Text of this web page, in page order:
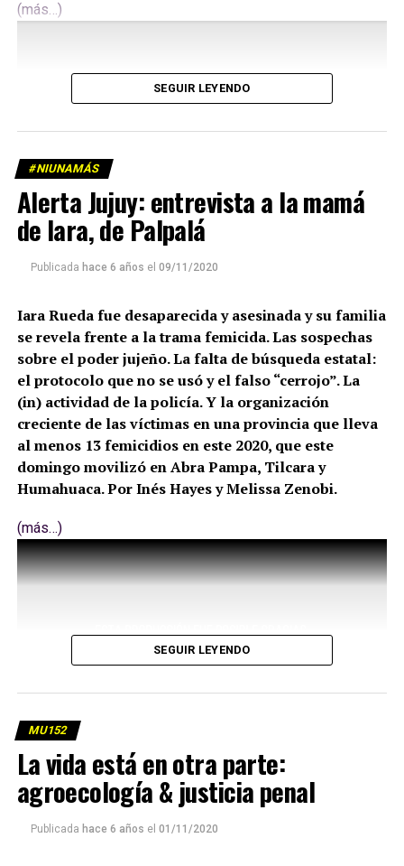
(más…)
SEGUIR LEYENDO
#NIUNAMÁS
Alerta Jujuy: entrevista a la mamá
de Iara, de Palpalá
Publicada hace 6 años el 09/11/2020
Iara Rueda fue desaparecida y asesinada y su familia
se revela frente a la trama femicida. Las sospechas
sobre el poder jujeño. La falta de búsqueda estatal:
el protocolo que no se usó y el falso “cerrojo”. La
(in) actividad de la policía. Y la organización
creciente de las víctimas en una provincia que lleva
al menos 13 femicidios en este 2020, que este
domingo movilizó en Abra Pampa, Tilcara y
Humahuaca. Por Inés Hayes y Melissa Zenobi.
(más…)
SEGUIR LEYENDO
MU152
La vida está en otra parte:
agroecología & justicia penal
Publicada hace 6 años el 01/11/2020